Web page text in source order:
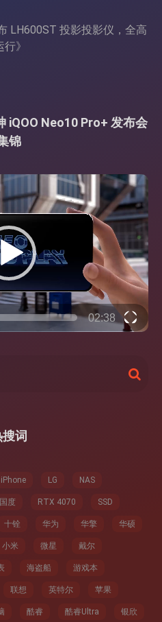
LH600ST 投影投影仪，全高
行》
iQOO Neo10 Pro+ 发布会
锦
02:38
搜
索
词
iPhone LG NAS
度 RTX 4070 SSD
十铨 华为 华擎 华硕
小米 微星 戴尔
海盗船 游戏本
联想 英特尔 苹果
酷睿 酷睿Ultra 银欣